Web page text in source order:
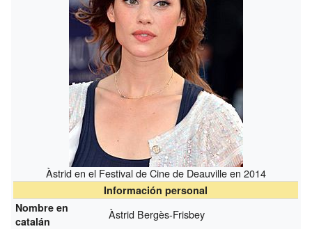
Àstrid en el Festival de Cine de Deauville en 2014
Información personal
Nombre en
catalán
Àstrid Bergès-Frisbey